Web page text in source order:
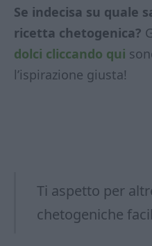
Se indecisa su quale
ricetta chetogenica?
dolci cliccando qui
l’ispirazione giusta!
Ti aspetto per
chetogeniche